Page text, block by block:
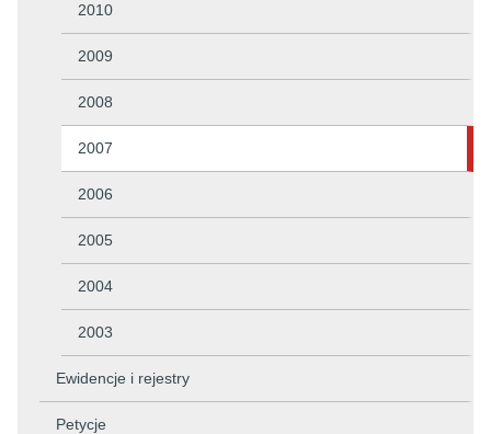
2010
2009
2008
2007
2006
2005
2004
2003
Ewidencje i rejestry
Petycje